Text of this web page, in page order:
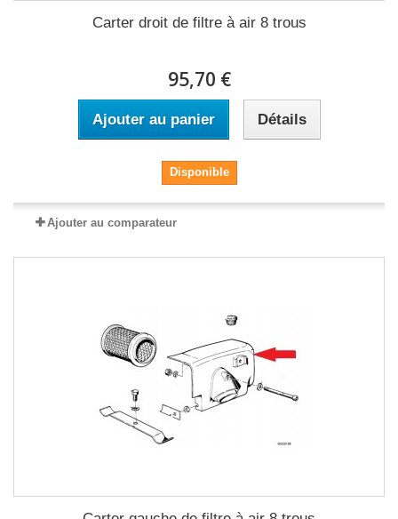
Carter droit de filtre à air 8 trous
95,70 €
Ajouter au panier Détails
Disponible
Ajouter au comparateur